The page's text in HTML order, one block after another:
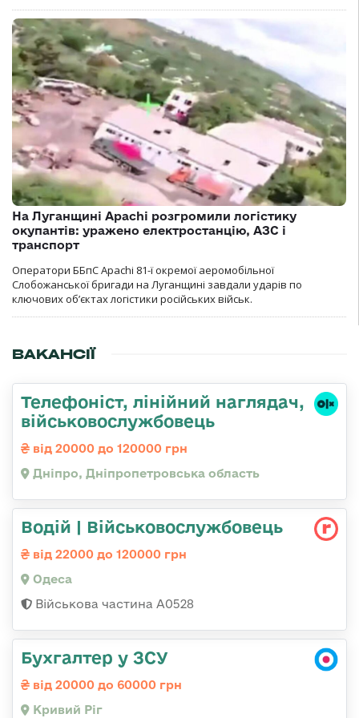
На Луганщині Apachi розгромили логістику
окупантів: уражено електростанцію, АЗС і
транспорт
Оператори ББпС Apachi 81-ї окремої аеромобільної
Слобожанської бригади на Луганщині завдали ударів по
ключових об’єктах логістики російських військ.
ВАКАНСІЇ
Телефоніст, лінійний наглядач,
військовослужбовець
від 20000 до 120000 грн
Дніпро, Дніпропетровська область
Водій | Військовослужбовець
від 22000 до 120000 грн
Одеса
Військова частина А0528
Бухгалтер у ЗСУ
від 20000 до 60000 грн
Кривий Ріг